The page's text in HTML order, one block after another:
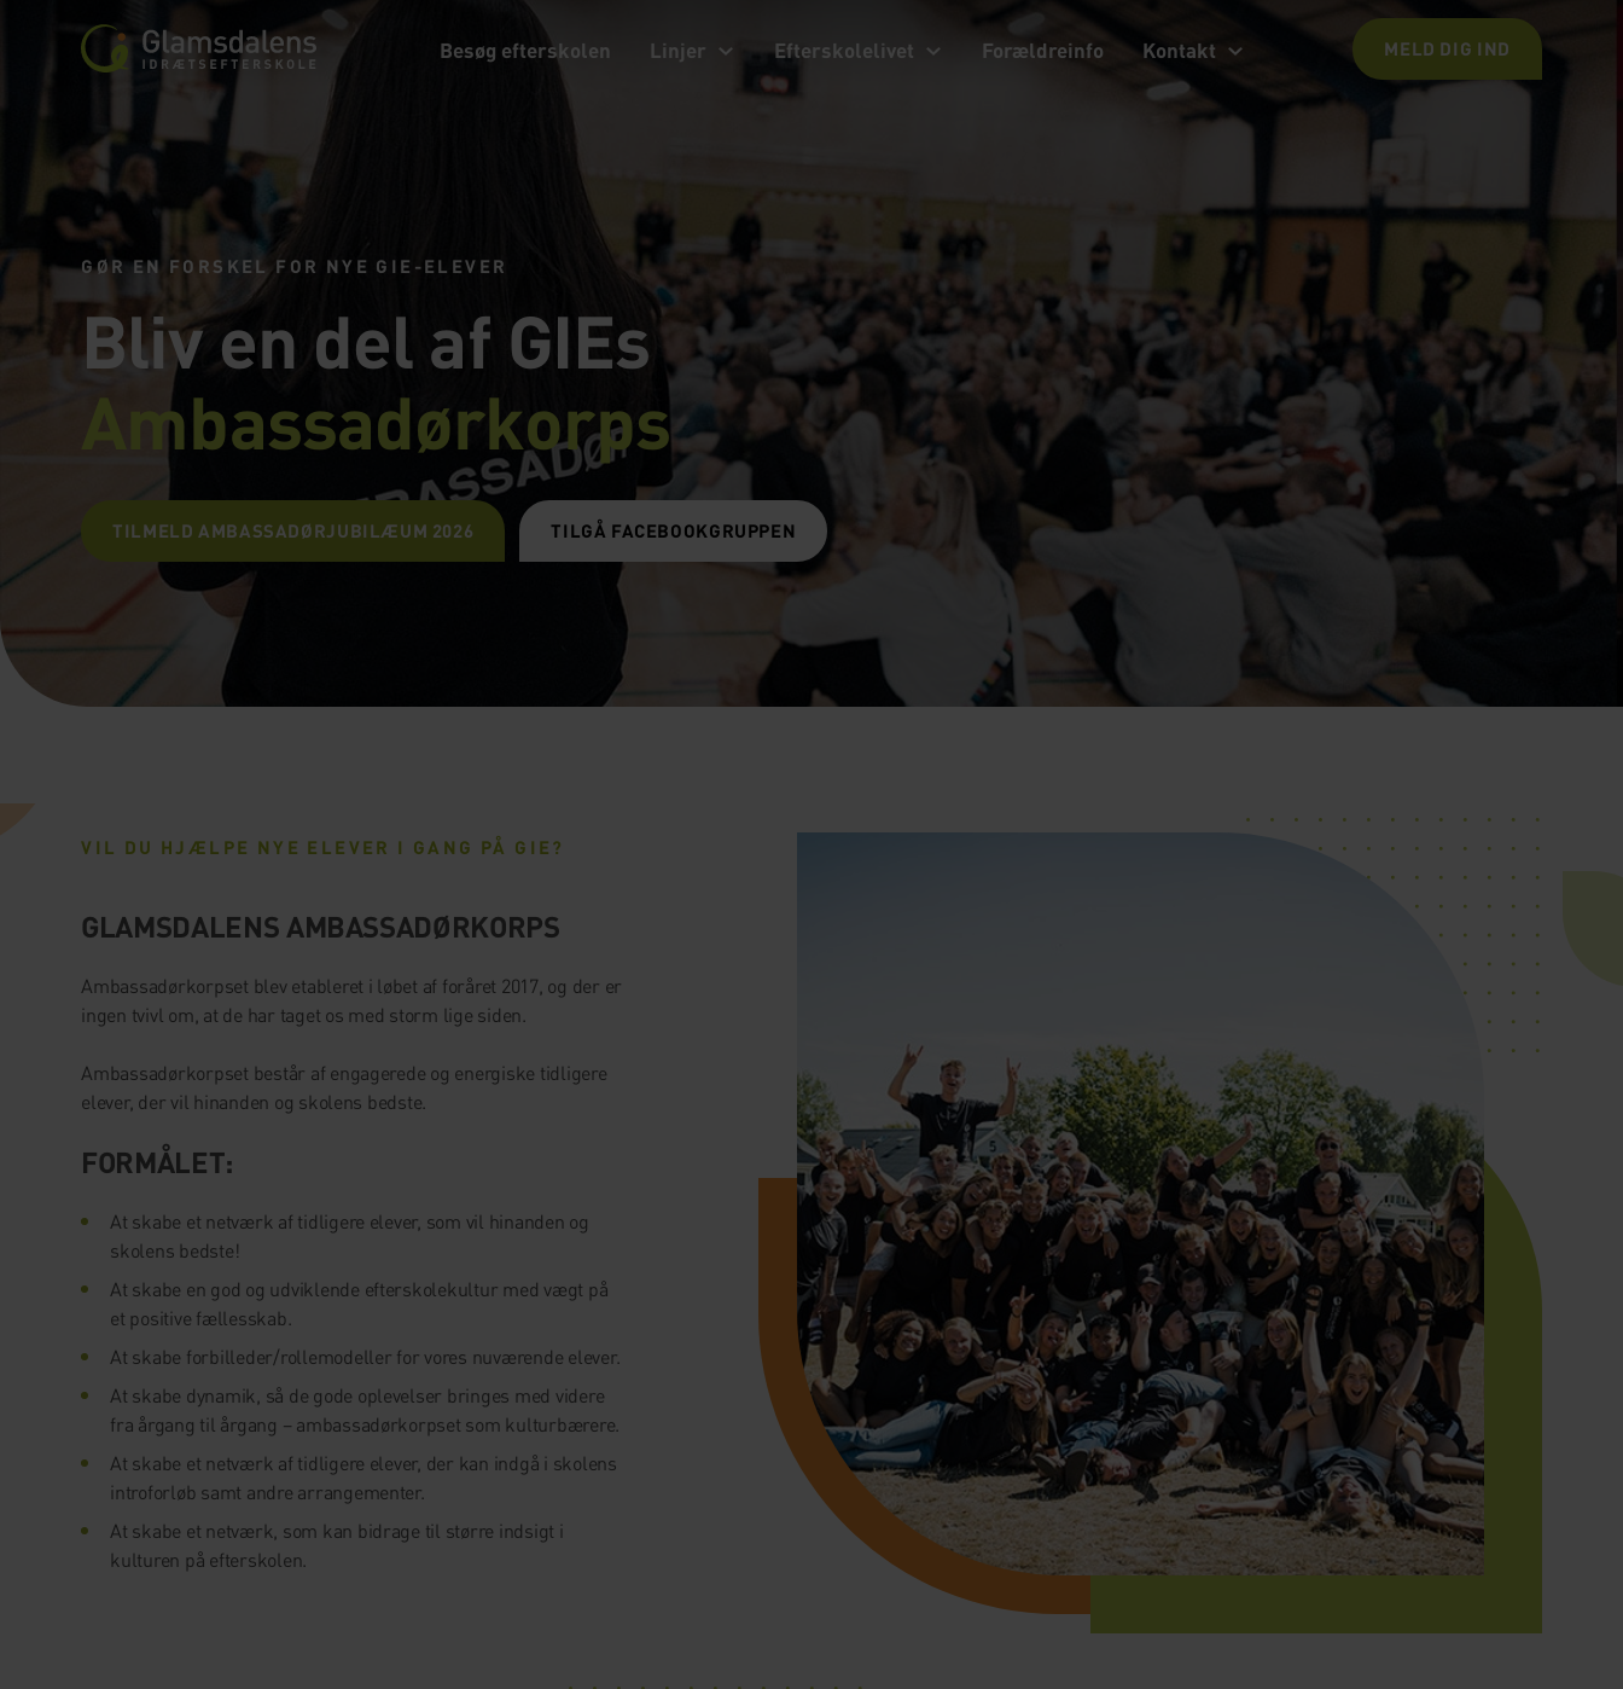
Besøg efterskolen Linjer Efterskolelivet Forældreinfo Kontakt MELD DIG IND
GØR EN FORSKEL FOR NYE GIE-ELEVER
Bliv en del af GIEs
Ambassadørkorps
TILMELD AMBASSADØRJUBILÆUM 2026 TILGÅ FACEBOOKGRUPPEN
VIL DU HJÆLPE NYE ELEVER I GANG PÅ GIE?
GLAMSDALENS AMBASSADØRKORPS
Ambassadørkorpset blev etableret i løbet af foråret 2017, og der er
ingen tvivl om, at de har taget os med storm lige siden.
Ambassadørkorpset består af engagerede og energiske tidligere
elever, der vil hinanden og skolens bedste.
FORMÅLET:
At skabe et netværk af tidligere elever, som vil hinanden og
skolens bedste!
At skabe en god og udviklende efterskolekultur med vægt på
et positive fællesskab.
At skabe forbilleder/rollemodeller for vores nuværende elever.
At skabe dynamik, så de gode oplevelser bringes med videre
fra årgang til årgang – ambassadørkorpset som kulturbærere.
At skabe et netværk af tidligere elever, der kan indgå i skolens
introforløb samt andre arrangementer.
At skabe et netværk, som kan bidrage til større indsigt i
kulturen på efterskolen.